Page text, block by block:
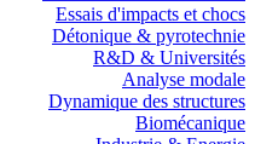
Essais d'impacts et chocs
Détonique & pyrotechnie
R&D & Universités
Analyse modale
Dynamique des structures
Biomécanique